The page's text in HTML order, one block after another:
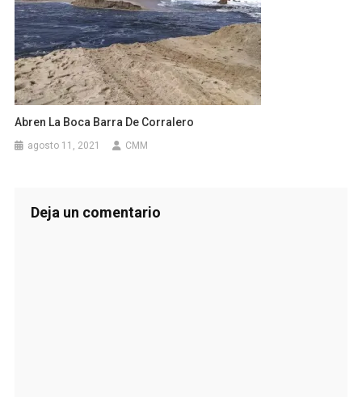
Abren La Boca Barra De Corralero
agosto 11, 2021 CMM
Deja un comentario